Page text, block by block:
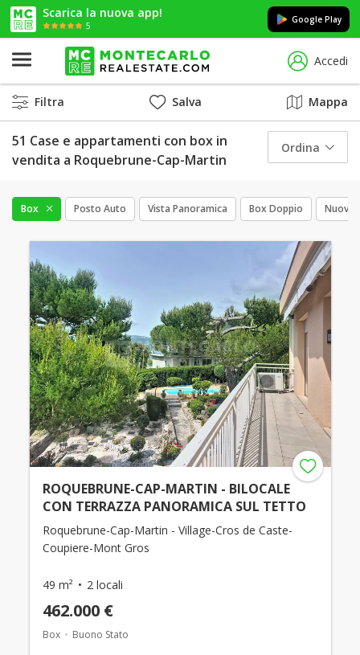
Scarica la nuova app!
5
Google Play
Accedi
Filtra Salva Mappa
51 Case e appartamenti con box in
vendita a Roquebrune-Cap-Martin
Ordina
Box Posto Auto Vista Panoramica Box Doppio Nuova
ROQUEBRUNE-CAP-MARTIN - BILOCALE
CON TERRAZZA PANORAMICA SUL TETTO
Roquebrune-Cap-Martin - Village-Cros de Caste-
Coupiere-Mont Gros
49 m² 2 locali
462.000 €
Box Buono Stato